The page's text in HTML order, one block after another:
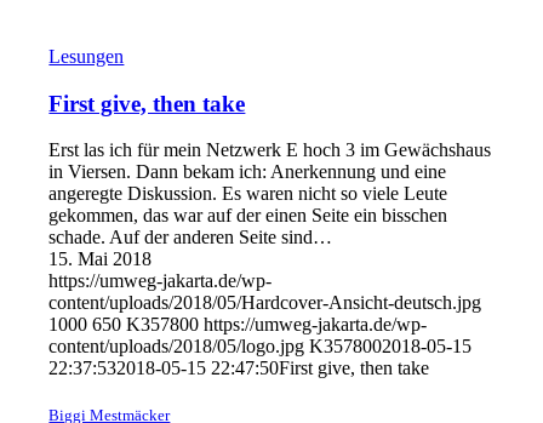
Lesungen
First give, then take
Erst las ich für mein Netzwerk E hoch 3 im Gewächshaus
in Viersen. Dann bekam ich: Anerkennung und eine
angeregte Diskussion. Es waren nicht so viele Leute
gekommen, das war auf der einen Seite ein bisschen
schade. Auf der anderen Seite sind…
15. Mai 2018
https://umweg-jakarta.de/wp-
content/uploads/2018/05/Hardcover-Ansicht-deutsch.jpg
1000 650 K357800 https://umweg-jakarta.de/wp-
content/uploads/2018/05/logo.jpg K3578002018-05-15
22:37:532018-05-15 22:47:50First give, then take
Biggi Mestmäcker